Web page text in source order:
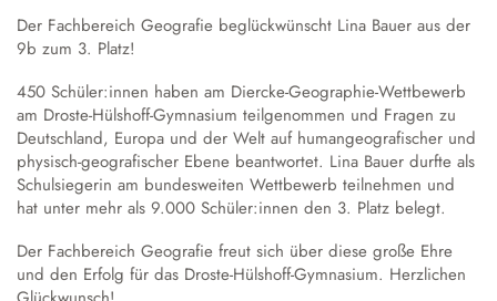
Alltag
Krankmeldung
Verpflegung
Schließfächer
Schulordnung
Wechsel an die Droste
Der Fachbereich Geografie beglückwünscht Lina Bauer aus der
9b zum 3. Platz!
450 Schüler:innen haben am Diercke-Geographie-Wettbewerb
am Droste-Hülshoff-Gymnasium teilgenommen und Fragen zu
Deutschland, Europa und der Welt auf humangeografischer und
physisch-geografischer Ebene beantwortet. Lina Bauer durfte als
Schulsiegerin am bundesweiten Wettbewerb teilnehmen und
hat unter mehr als 9.000 Schüler:innen den 3. Platz belegt.
Der Fachbereich Geografie freut sich über diese große Ehre
und den Erfolg für das Droste-Hülshoff-Gymnasium. Herzlichen